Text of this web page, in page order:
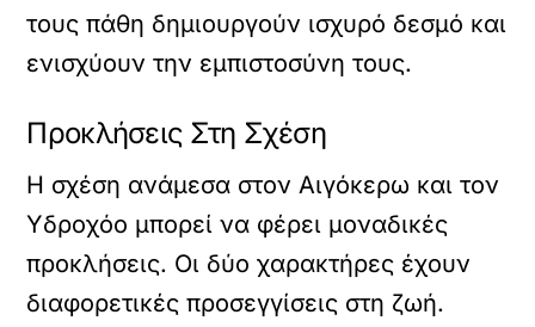
τους πάθη δημιουργούν ισχυρό δεσμό και
ενισχύουν την εμπιστοσύνη τους.
Προκλήσεις Στη Σχέση
Η σχέση ανάμεσα στον Αιγόκερω και τον
Υδροχόο μπορεί να φέρει μοναδικές
προκλήσεις. Οι δύο χαρακτήρες έχουν
διαφορετικές προσεγγίσεις στη ζωή.